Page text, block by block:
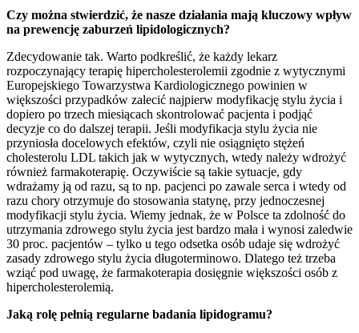
Czy można stwierdzić, że nasze działania mają kluczowy wpływ
na prewencję zaburzeń lipidologicznych?
Zdecydowanie tak. Warto podkreślić, że każdy lekarz
rozpoczynający terapię hipercholesterolemii zgodnie z wytycznymi
Europejskiego Towarzystwa Kardiologicznego powinien w
większości przypadków zalecić najpierw modyfikację stylu życia i
dopiero po trzech miesiącach skontrolować pacjenta i podjąć
decyzje co do dalszej terapii. Jeśli modyfikacja stylu życia nie
przyniosła docelowych efektów, czyli nie osiągnięto stężeń
cholesterolu LDL takich jak w wytycznych, wtedy należy wdrożyć
również farmakoterapię. Oczywiście są takie sytuacje, gdy
wdrażamy ją od razu, są to np. pacjenci po zawale serca i wtedy od
razu chory otrzymuje do stosowania statynę, przy jednoczesnej
modyfikacji stylu życia. Wiemy jednak, że w Polsce ta zdolność do
utrzymania zdrowego stylu życia jest bardzo mała i wynosi zaledwie
30 proc. pacjentów – tylko u tego odsetka osób udaje się wdrożyć
zasady zdrowego stylu życia długoterminowo. Dlatego też trzeba
wziąć pod uwagę, że farmakoterapia dosięgnie większości osób z
hipercholesterolemią.
Jaką rolę pełnią regularne badania lipidogramu?